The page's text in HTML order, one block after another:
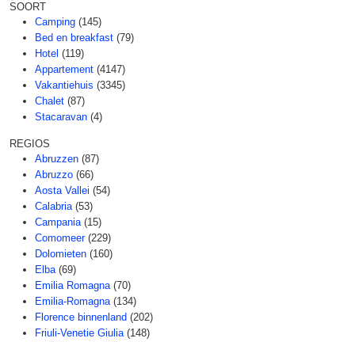
SOORT
Camping (145)
Bed en breakfast (79)
Hotel (119)
Appartement (4147)
Vakantiehuis (3345)
Chalet (87)
Stacaravan (4)
REGIOS
Abruzzen (87)
Abruzzo (66)
Aosta Vallei (54)
Calabria (53)
Campania (15)
Comomeer (229)
Dolomieten (160)
Elba (69)
Emilia Romagna (70)
Emilia-Romagna (134)
Florence binnenland (202)
Friuli-Venetie Giulia (148)